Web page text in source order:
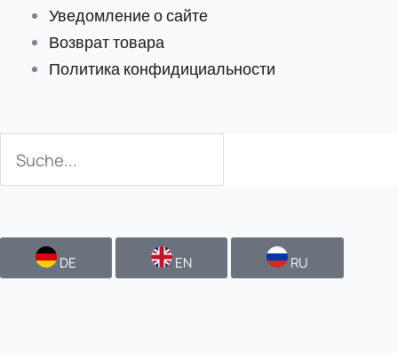
Уведомление о сайте
Возврат товара
Политика конфидициальности
DE EN RU